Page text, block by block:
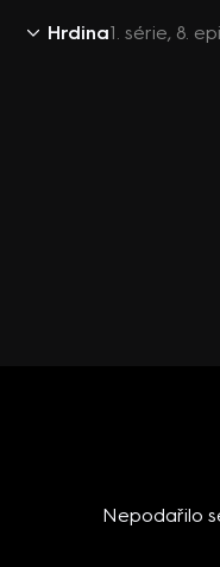
Hrdina1. série, 8.
Nepodařilo